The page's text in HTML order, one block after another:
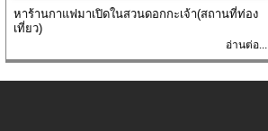
หาร้านกาแฟมาเปิดในสวนดอกกะเจ้า(สถานที่ท่อง
เที่ยว)
อ่านต่อ...